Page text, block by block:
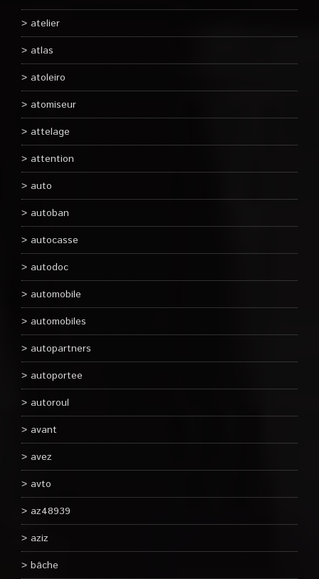
atelier
atlas
atoleiro
atomiseur
attelage
attention
auto
autoban
autocasse
autodoc
automobile
automobiles
autopartners
autoportee
autoroul
avant
avez
avto
az48939
aziz
bâche